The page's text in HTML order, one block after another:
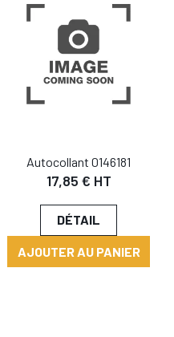
Autocollant 0146181
17,85 € HT
DÉTAIL
AJOUTER AU PANIER